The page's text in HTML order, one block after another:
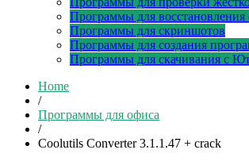
Программы для восстановления
Программы для скриншотов
Программы для создания
Программы для скачивания с
Home
/
Программы для офиса
/
Coolutils Converter 3.1.1.47 + crack